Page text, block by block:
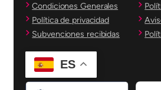
Condiciones Generales
Política de privacidad
Subvenciones recibidas
ES